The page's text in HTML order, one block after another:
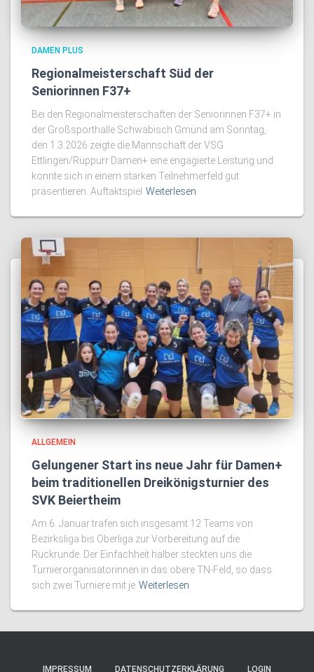
DAMEN PLUS
Regionalmeisterschaft Süd der
Seniorinnen F37+
Bei den Regionalmeisterschaften der Seniorinnen F37+ in
der Großsporthalle Schwäbisch Gmünd am Sonntag,
den 1.3.2026 zeigte die Mannschaft der VSG
Ettlingen/Rüppurr Damen+ eine engagierte Leistung und
konnte sich in einem starken Teilnehmerfeld gut
präsentieren. Auftaktspiel Weiterlesen
ALLGEMEIN
Gelungener Start ins neue Jahr für Damen+
beim traditionellen Dreikönigsturnier des
SVK Beiertheim
Am 6. Januar trafen sich insgesamt 12 Teams von
Bezirksliga bis Oberliga zur Vorbereitung auf die
Rückrunde. Der Einfachheit halber steckten uns die
Turnierorganisatorinnen in das obere TN-Feld, so dass
sich zwei Turniere mit je Weiterlesen
IMPRESSUM DATENSCHUTZERKLÄRUNG LOGIN